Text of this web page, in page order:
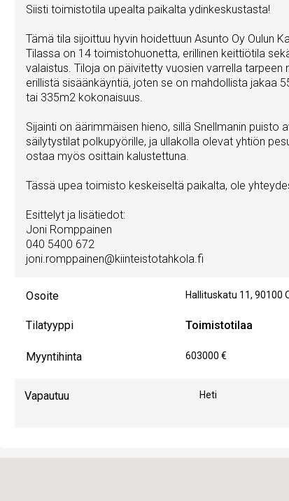
Siisti toimistotila upealta paikalta ydinkeskustasta!
Tämä tila sijoittuu hyvin hoidettuun Asunto Oy Oulun
Tilassa on 14 toimistohuonetta, erillinen keittiötila
valaistus. Tiloja on päivitetty vuosien varrella
erillistä sisäänkäyntiä, joten se on mahdollista jakaa
tai 335m2 kokonaisuus.
Sijainti on äärimmäisen hieno, sillä Snellmanin
säilytystilat polkupyörille, ja ullakolla olevat yhtiön
ostaa myös osittain kalustettuna.
Tässä upea toimisto keskeiseltä paikalta, ole
Esittelyt ja lisätiedot:
Joni Romppainen
040 5400 672
joni.romppainen@kiinteistotahkola.fi
Osoite Hallituskatu 11, 90100
Tilatyyppi Toimistotilaa
Myyntihinta 603000 €
Vapautuu Heti